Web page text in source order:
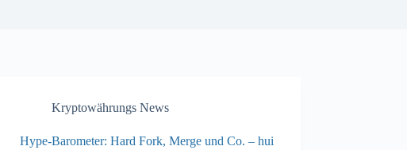
Kryptowährungs News
Hype-Barometer: Hard Fork, Merge und Co. – hui